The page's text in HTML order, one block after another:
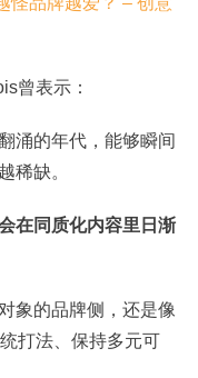
曾表示：
涌的年代，能够瞬间
稀缺。
在同质化内容里日渐
象的品牌侧，还是像
打法、保持多元可